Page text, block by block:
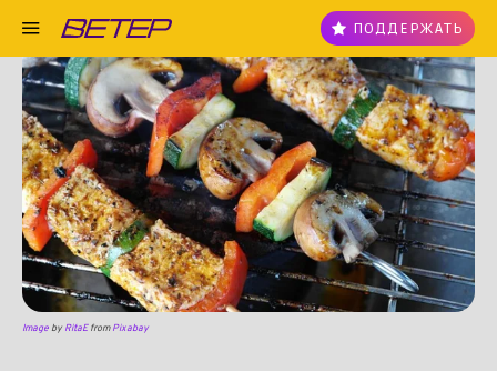
ПОДДЕРЖАТЬ
Image byRitaEfromPixabay